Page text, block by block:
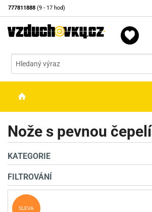
777811888 (9 - 17 hod)
OPTIKA
STŘELIVO
PŘÍSLUŠENSTVÍ
DETEKTORY KOVŮ
Nože s pevnou čepelí
KATEGORIE
FILTROVÁNÍ
SLEVA